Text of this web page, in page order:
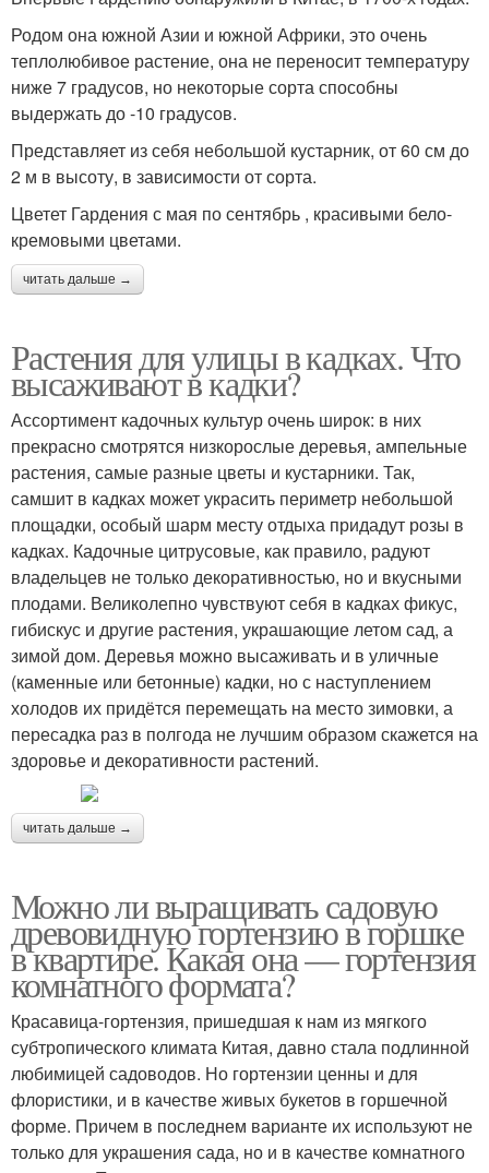
Родом она южной Азии и южной Африки, это очень
теплолюбивое растение, она не переносит температуру
ниже 7 градусов, но некоторые сорта способны
выдержать до -10 градусов.
Представляет из себя небольшой кустарник, от 60 см до
2 м в высоту, в зависимости от сорта.
Цветет Гардения с мая по сентябрь , красивыми бело-
кремовыми цветами.
читать дальше →
Растения для улицы в кадках. Что
высаживают в кадки?
Ассортимент кадочных культур очень широк: в них
прекрасно смотрятся низкорослые деревья, ампельные
растения, самые разные цветы и кустарники. Так,
самшит в кадках может украсить периметр небольшой
площадки, особый шарм месту отдыха придадут розы в
кадках. Кадочные цитрусовые, как правило, радуют
владельцев не только декоративностью, но и вкусными
плодами. Великолепно чувствуют себя в кадках фикус,
гибискус и другие растения, украшающие летом сад, а
зимой дом. Деревья можно высаживать и в уличные
(каменные или бетонные) кадки, но с наступлением
холодов их придётся перемещать на место зимовки, а
пересадка раз в полгода не лучшим образом скажется на
здоровье и декоративности растений.
читать дальше →
Можно ли выращивать садовую
древовидную гортензию в горшке
в квартире. Какая она — гортензия
комнатного формата?
Красавица-гортензия, пришедшая к нам из мягкого
субтропического климата Китая, давно стала подлинной
любимицей садоводов. Но гортензии ценны и для
флористики, и в качестве живых букетов в горшечной
форме. Причем в последнем варианте их используют не
только для украшения сада, но и в качестве комнатного